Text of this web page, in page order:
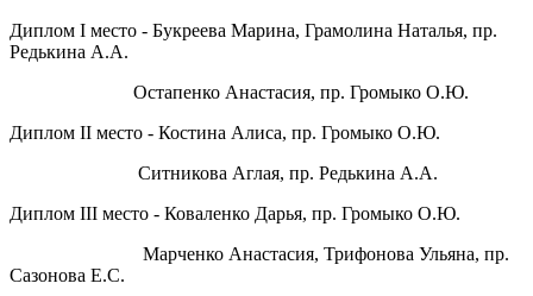
Диплом I место - Букреева Марина, Грамолина Наталья, пр.
Редькина А.А.
Остапенко Анастасия, пр. Громыко О.Ю.
Диплом II место - Костина Алиса, пр. Громыко О.Ю.
Ситникова Аглая, пр. Редькина А.А.
Диплом III место - Коваленко Дарья, пр. Громыко О.Ю.
Марченко Анастасия, Трифонова Ульяна, пр.
Сазонова Е.С.